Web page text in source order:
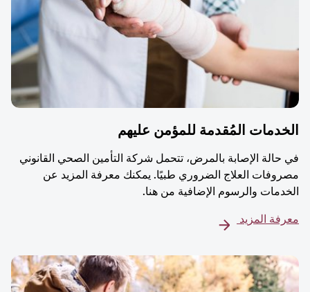
المُقدمة للمؤمن عليهم
الإصابة بالمرض، تتحمل شركة التأمين الصحي القانوني
العلاج الضروري طبيًا. يمكنك معرفة المزيد عن
والرسوم الإضافية من هنا.
المزيد